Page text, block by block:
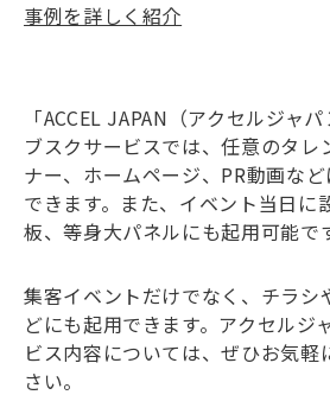
事例を詳しく紹介
「ACCEL JAPAN（アクセルジャ
ブスクサービスでは、任意のタレ
ナー、ホームページ、PR動画な
できます。また、イベント当日に
板、等身大パネルにも起用可能で
集客イベントだけでなく、チラシ
どにも起用できます。アクセルジ
ビス内容については、ぜひお気軽
さい。